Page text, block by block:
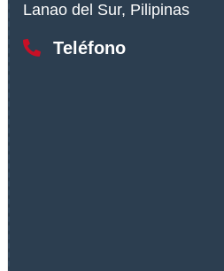
Lanao del Sur, Pilipinas
Teléfono